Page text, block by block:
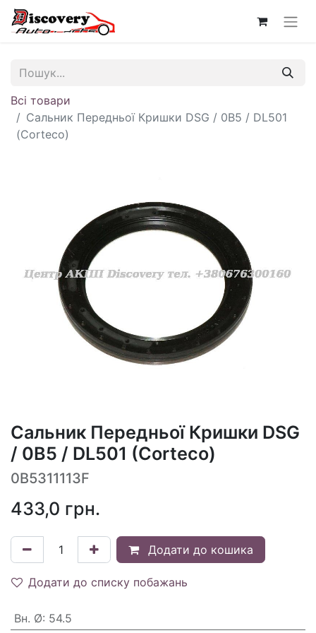
Всі товари
Сальник Передньої Кришки DSG / 0B5 / DL501
(Corteco)
Сальник Передньої Кришки DSG
/ 0B5 / DL501 (Corteco)
0B5311113F
433,0 грн.
Додати до кошика
Додати до списку побажань
Вн. Ø: 54.5